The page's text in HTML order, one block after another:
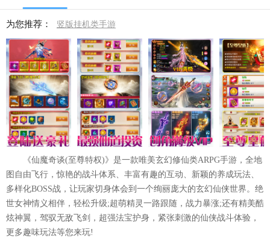
为您推荐： 竖版挂机类手游
《仙魔奇谈(至尊特权)》是一款唯美玄幻修仙类ARPG手游，全地
图自由飞行，惊艳的战斗体系、丰富有趣的互动、新颖的养成玩法、
多样化BOSS战，让玩家切身体会到一个绚丽庞大的玄幻仙侠世界。绝
世女神情义相伴，轻松升级;超萌精灵一路跟随，战力暴涨;还有精美酷
炫神翼，驾驭无敌飞剑，超强法宝护身，紧张刺激的仙侠战斗体验，
更多趣味玩法等您来玩!